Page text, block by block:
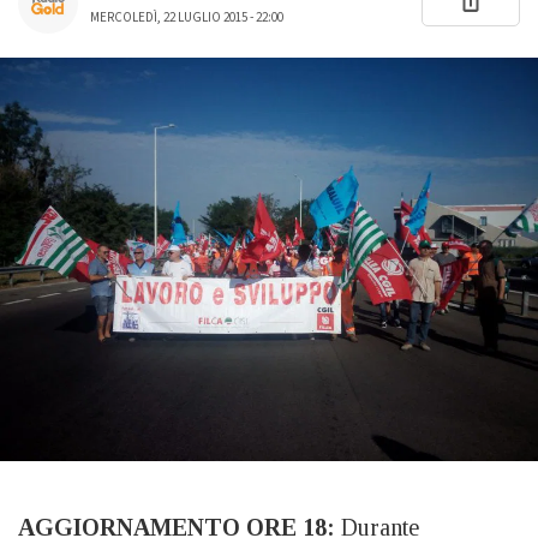
MERCOLEDÌ, 22 LUGLIO 2015 - 22:00
AGGIORNAMENTO ORE 18: Durante